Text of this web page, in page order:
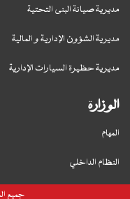
مديرية صيانة البنى التحتية
مديرية الشؤون الإدارية و المالية
مديرية حظيرة السيارات الإدارية
الوزارة
المهام
النظام الداخلي
جميع